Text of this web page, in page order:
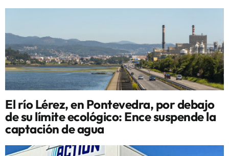
El río Lérez, en Pontevedra, por debajo
de su límite ecológico: Ence suspende la
captación de agua